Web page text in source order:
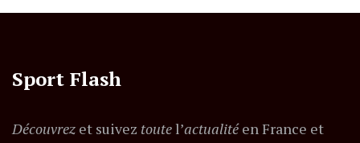
Sport Flash
Découvrez et suivez toutel’actualitéen France et